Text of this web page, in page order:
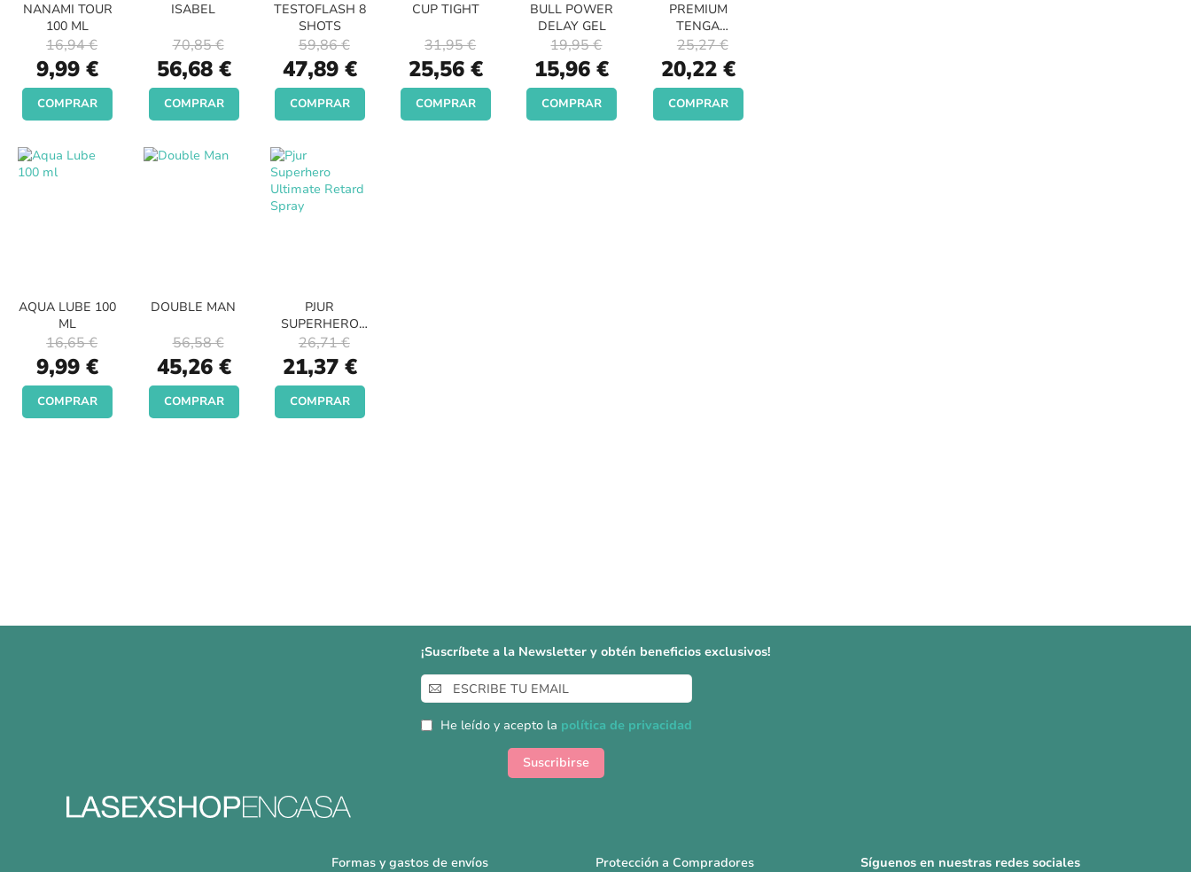
NANAMI TOUR
100 ML
Special
Price
9,99 €
16,94 €
COMPRAR
ISABEL
Special
Price
56,68 €
70,85 €
COMPRAR
TESTOFLASH 8
SHOTS
Special
Price
47,89 €
59,86 €
COMPRAR
CUP TIGHT
Special
Price
25,56 €
31,95 €
COMPRAR
BULL POWER
DELAY GEL
Special
Price
15,96 €
19,95 €
COMPRAR
PREMIUM
TENGA
SQUEEZE TUBE
CUP
Special
Price
20,22 €
25,27 €
COMPRAR
AQUA LUBE 100
ML
Special
Price
9,99 €
16,65 €
COMPRAR
DOUBLE MAN
Special
Price
45,26 €
56,58 €
COMPRAR
PJUR
SUPERHERO
ULTIMATE
RETARD SPRAY
Special
Price
21,37 €
26,71 €
COMPRAR
¡Suscríbete a la Newsletter y obtén beneficios exclusivos!
Inscríbase
a
nuestro
boletín
He leído y acepto la política de privacidad
Suscribirse
Formas y gastos de envíos Protección a Compradores Síguenos en nuestras redes sociales